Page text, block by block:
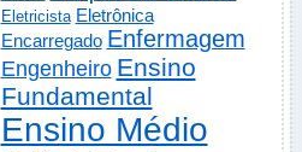
Eletricista Eletrônica
Encarregado Enfermagem
Engenheiro Ensino
Fundamental
Ensino Médio